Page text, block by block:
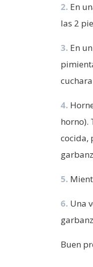
2. En
las 2
3. En
4.
horno).
cocida,
5.
6. Una
Buen